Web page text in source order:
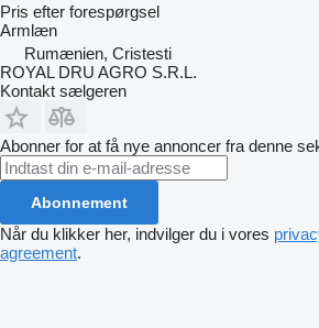
Pris efter forespørgsel
Armlæn
Rumænien, Cristesti
ROYAL DRU AGRO S.R.L.
Kontakt sælgeren
Abonner for at få nye annoncer fra denne
Abonnement
Når du klikker her, indvilger du i vores
agreement.